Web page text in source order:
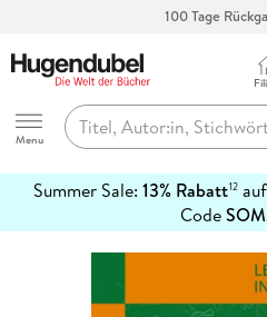
Abholung in
Hugendubel
Menu
Summer Sale: 13% Rabatt12auf
Code
erfahren